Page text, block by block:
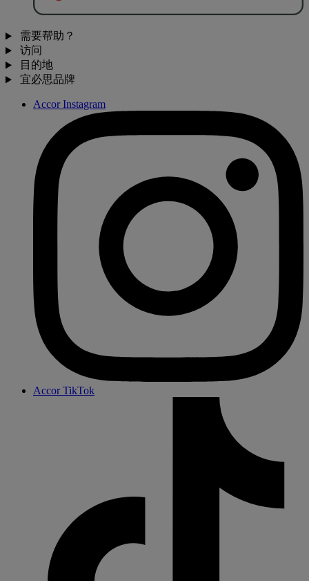
需要帮助？
访问
目的地
宜必思品牌
Accor Instagram
Accor TikTok